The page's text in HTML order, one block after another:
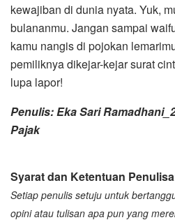
kewajiban di dunia nyata. Yuk,
bulananmu. Jangan sampai
kamu nangis di pojokan
pemiliknya dikejar-kejar surat
lupa lapor!
Penulis: Eka Sari
Pajak
Syarat dan Ketentuan
Setiap penulis setuju untuk
opini atau tulisan apa pun yang